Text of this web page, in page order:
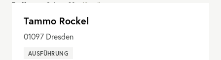
Treffer pro Seite: 20 40 alle
Details anzeigen
Tammo Rockel
01097 Dresden
AUSFÜHRUNG